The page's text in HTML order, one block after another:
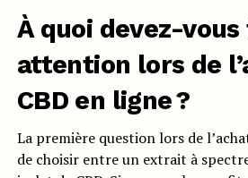
À quoi devez-
attention lors de
CBD en ligne ?
La première question lors de
de choisir entre un extrait à